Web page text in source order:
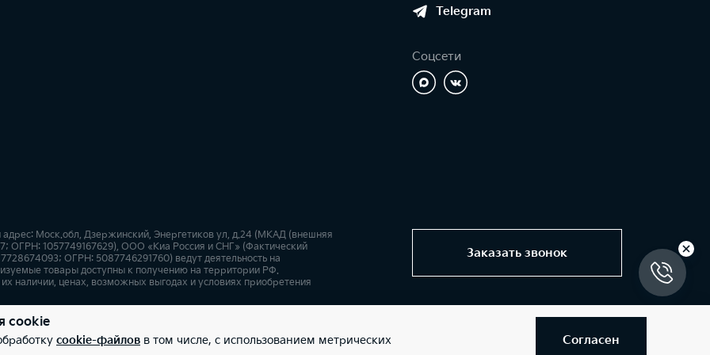
Telegram
Соцсети
Заказать звонок
Моск.обл, Дзержинский, Энергетиков ул, д.24 (МКАД (внешняя
ОГРН: 1057749167629), ООО «Киа Россия и СНГ» (Фактический
ОГРН: 5087746291760) ведут деятельность на
товары доступны к получению на территории РФ.
наличии, ценах, возможных выгодах и условиях приобретения
Карта сайта
cookie
cookie-файлов в том числе, с использованием метрических
Согласен